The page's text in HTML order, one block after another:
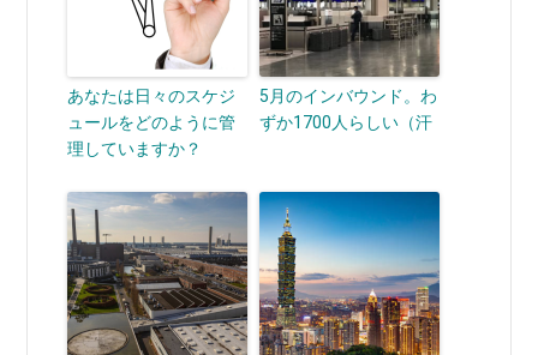
あなたは日々のスケジ
ュールをどのように管
理していますか？
5月のインバウンド。わ
ずか1700人らしい（汗